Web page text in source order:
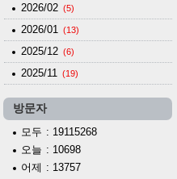
2026/02 (5)
2026/01 (13)
2025/12 (6)
2025/11 (19)
방문자
모두 : 19115268
오늘 : 10698
어제 : 13757